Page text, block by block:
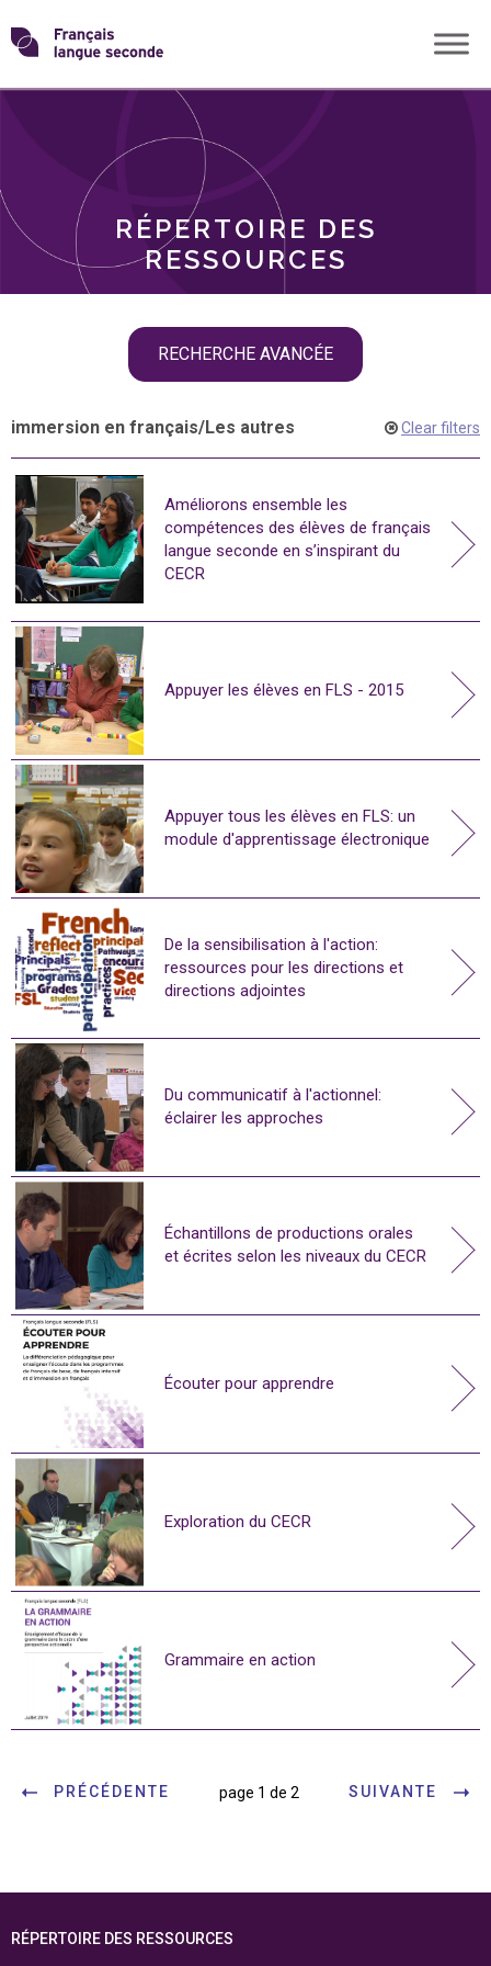
Skip
toTransformons
langue
RÉPERTOIRE DES
RESSOURCES
RECHERCHE AVANCÉE
THÈMES
immersion en français/Les autres Clear filters
Améliorons ensemble les
compétences des élèves de français
langue seconde en s’inspirant du
CECR
Appuyer les élèves en FLS - 2015
Appuyer tous les élèves en FLS: un
module d'apprentissage électronique
De la sensibilisation à l'action:
ressources pour les directions et
directions adjointes
Du communicatif à l'actionnel:
éclairer les approches
Échantillons de productions orales
et écrites selon les niveaux du CECR
Écouter pour apprendre
Exploration du CECR
Grammaire en action
PRÉCÉDENTE page 1 de 2 SUIVANTE
RÉPERTOIRE DES RESSOURCES